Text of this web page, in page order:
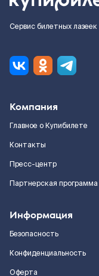
Сервис билетных лазеек
Компания
Главное о Купибилете
Контакты
Пресс-центр
Партнерская программа
Информация
Безопасность
Конфиденциальность
Оферта